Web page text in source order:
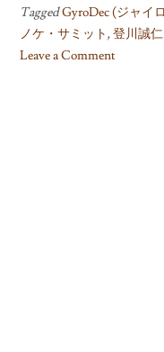
TaggedGyroDec (ジャイ
ノケ・サミット,登川誠仁
Leave a Comment